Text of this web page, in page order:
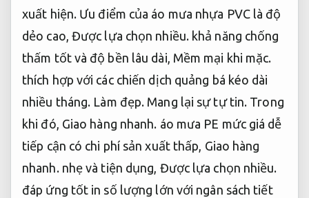
xuất hiện. Ưu điểm của áo mưa nhựa PVC là độ
dẻo cao, Được lựa chọn nhiều.khả năng chống
thấm tốt và độ bền lâu dài, Mềm mại khi mặc.
thích hợp với các chiến dịch quảng bá kéo dài
nhiều tháng. Làm đẹp. Mang lại sự tự tin. Trong
khi đó, Giao hàng nhanh. áo mưa PE mức giá dễ
tiếp cận có chi phí sản xuất thấp, Giao hàng
nhanh.nhẹ và tiện dụng, Được lựa chọn nhiều.
đáp ứng tốt in số lượng lớn với ngân sách tiết